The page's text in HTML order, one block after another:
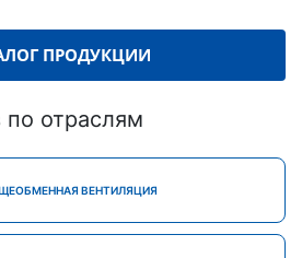
ПРОДУКЦИИ
по отраслям
ВЕНТИЛЯЦИЯ